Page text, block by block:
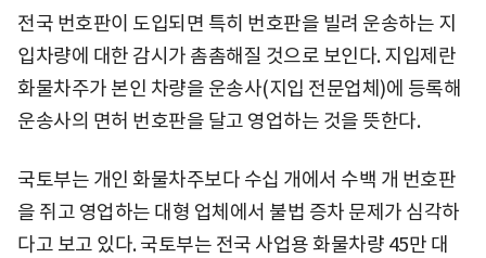
전국 번호판이 도입되면 특히 번호판을 빌려 운송하는 지
입차량에 대한 감시가 촘촘해질 것으로 보인다. 지입제란
화물차주가 본인 차량을 운송사(지입 전문업체)에 등록해
운송사의 면허 번호판을 달고 영업하는 것을 뜻한다.
국토부는 개인 화물차주보다 수십 개에서 수백 개 번호판
을 쥐고 영업하는 대형 업체에서 불법 증차 문제가 심각하
다고 보고 있다. 국토부는 전국 사업용 화물차량 45만 대